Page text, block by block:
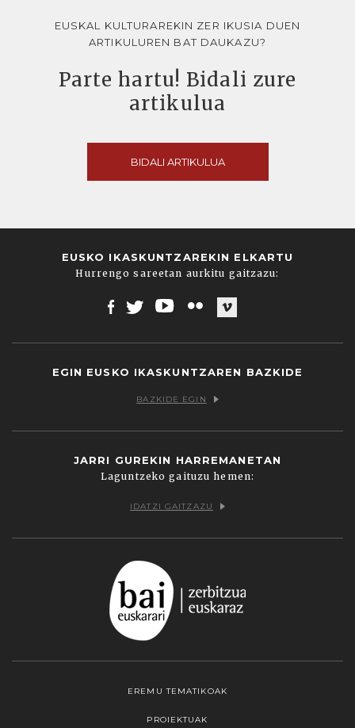
EUSKAL KULTURAREKIN ZER IKUSIA DUEN
ARTIKULUREN BAT DAUKAZU?
Parte hartu! Bidali zure
artikulua
BIDALI ARTIKULUA
EUSKO IKASKUNTZAREKIN ELKARTU
Hurrengo sareetan aurkitu gaitzazu:
EGIN EUSKO IKASKUNTZAREN BAZKIDE
BAZKIDE EGIN
JARRI GUREKIN HARREMANETAN
Laguntzeko gaituzu hemen:
IDATZI GAITZAZU
EREMU TEMATIKOAK
PROIEKTUAK